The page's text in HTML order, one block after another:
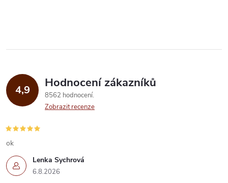
l
d
a
c
í
p
4,9 Hodnocení zákazníků
8562 hodnocení
Zobrazit recenze
Lenka Sychrová
6.8.2026
ok